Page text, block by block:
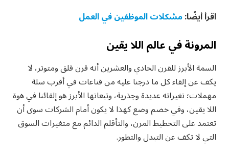
اقرأ أيضًا:مشكلات الموظفين في العمل
المرونة في عالم اللا يقين
السمة الأبرز للقرن الحادي والعشرين أنه قرن قلق ومتوتر، لا
يكف عن إلقاء كل ما درجنا عليه من قناعات في أقرب سلة
مهملات؛ تغيراته عديدة وجذرية، وتبعاتها الأبرز هو إلقائنا في هوة
اللا يقين، وفي خضم وضع كهذا لا يكون أمام الشركات سوى أن
تعتمد على التخطيط المرن، والتأقلم الدائم مع متغيرات السوق
التي لا تكف عن التبدل والتطور.